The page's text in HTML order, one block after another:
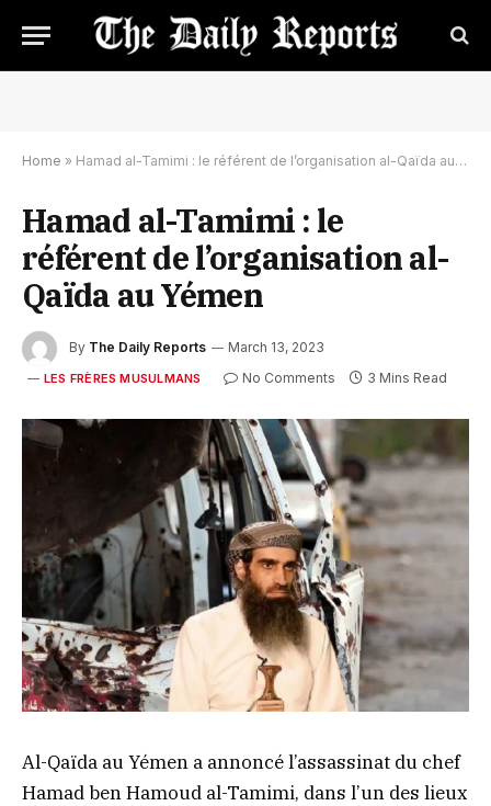
Home » Hamad al-Tamimi : le référent de l’organisation al-Qaïda au Yémen
Hamad al-Tamimi : le
référent de l’organisation al-
Qaïda au Yémen
By The Daily Reports March 13, 2023
LES FRÈRES MUSULMANS No Comments 3 Mins Read
Al-Qaïda au Yémen a annoncé l’assassinat du chef
Hamad ben Hamoud al-Tamimi, dans l’un des lieux